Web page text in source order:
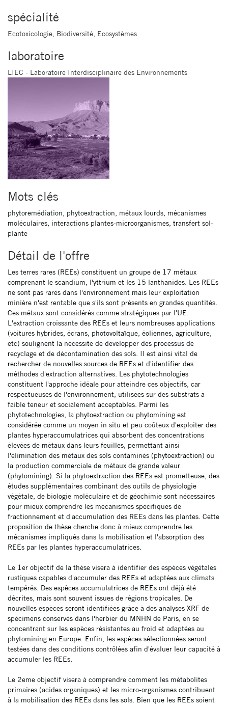
spécialité
Ecotoxicologie, Biodiversité, Ecosystèmes
laboratoire
LIEC - Laboratoire Interdisciplinaire des Environnements
Mots clés
phytoremédiation, phytoextraction, métaux lourds, mécanismes
moléculaires, interactions plantes-microorganismes, transfert sol-
plante
Détail de l'offre
Les terres rares (REEs) constituent un groupe de 17 métaux
comprenant le scandium, l'yttrium et les 15 lanthanides. Les REEs
ne sont pas rares dans l'environnement mais leur exploitation
minière n'est rentable que s'ils sont présents en grandes quantités.
Ces métaux sont considérés comme stratégiques par l'UE.
L'extraction croissante des REEs et leurs nombreuses applications
(voitures hybrides, écrans, photovoltaïque, éoliennes, agriculture,
etc) soulignent la nécessité de développer des processus de
recyclage et de décontamination des sols. Il est ainsi vital de
rechercher de nouvelles sources de REEs et d'identifier des
méthodes d'extraction alternatives. Les phytotechnologies
constituent l'approche idéale pour atteindre ces objectifs, car
respectueuses de l'environnement, utilisées sur des substrats à
faible teneur et socialement acceptables. Parmi les
phytotechnologies, la phytoextraction ou phytomining est
considérée comme un moyen in situ et peu coûteux d'exploiter des
plantes hyperaccumulatrices qui absorbent des concentrations
élevées de métaux dans leurs feuilles, permettant ainsi
l'élimination des métaux des sols contaminés (phytoextraction) ou
la production commerciale de métaux de grande valeur
(phytomining). Si la phytoextraction des REEs est prometteuse, des
études supplémentaires combinant des outils de physiologie
végétale, de biologie moléculaire et de géochimie sont nécessaires
pour mieux comprendre les mécanismes spécifiques de
fractionnement et d'accumulation des REEs dans les plantes. Cette
proposition de thèse cherche donc à mieux comprendre les
mécanismes impliqués dans la mobilisation et l'absorption des
REEs par les plantes hyperaccumulatrices.
Le 1er objectif de la thèse visera à identifier des espèces végétales
rustiques capables d'accumuler des REEs et adaptées aux climats
tempérés. Des espèces accumulatrices de REEs ont déjà été
décrites, mais sont souvent issues de régions tropicales. De
nouvelles espèces seront identifiées grâce à des analyses XRF de
spécimens conservés dans l'herbier du MNHN de Paris, en se
concentrant sur les espèces résistantes au froid et adaptées au
phytomining en Europe. Enfin, les espèces sélectionnées seront
testées dans des conditions contrôlées afin d'évaluer leur capacité à
accumuler les REEs.
Le 2eme objectif visera à comprendre comment les métabolites
primaires (acides organiques) et les micro-organismes contribuent
à la mobilisation des REEs dans les sols. Bien que les REEs soient